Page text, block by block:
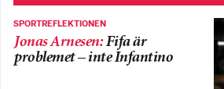
SPORTREFLEKTIONEN
Jonas Arnesen:Fifa är
problemet – inte Infantino